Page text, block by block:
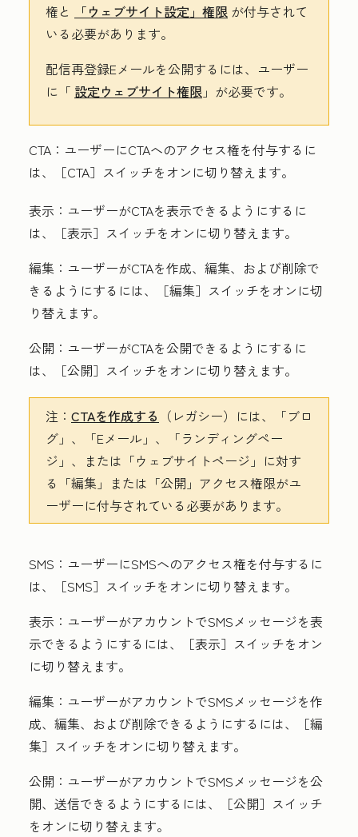
権と
「ウェブサイト設定」権限 が付与されて
いる必要があります。
配信再登録Eメールを公開するには、ユーザー
に「 設定ウェブサイト権限 」が必要です。
CTA ：ユーザーにCTAへのアクセス権を付与するに
は、［CTA］ スイッチをオンに切り替えます。
表示 ：ユーザーがCTAを表示できるようにするに
は、［表示］ スイッチをオンに切り替えます。
編集 ： ユーザーがCTAを作成、編集、および削除で
きるようにするには、［編集］ スイッチをオンに切
り替えます。
公開 ：ユーザーがCTAを公開できるようにするに
は、［公開］ スイッチをオンに切り替えます。
注： CTAを作成する （レガシー）には、「ブロ
グ 」、「Eメール 」、「ランディングペー
ジ 」、または「ウェブサイトページ 」に対す
る「編集 」または「公開 」アクセス権限がユ
ーザーに付与されている必要があります。
SMS ：ユーザーにSMSへのアクセス権を付与するに
は、［SMS］ スイッチをオンに切り替えます。
表示 ：ユーザーがアカウントでSMSメッセージを表
示できるようにするには、［表示］ スイッチをオン
に切り替えます。
編集 ： ユーザーがアカウントでSMSメッセージを作
成、編集、および削除できるようにするには、［編
集］ スイッチをオンに切り替えます。
公開 ：ユーザーがアカウントでSMSメッセージを公
開、送信できるようにするには、［公開］ スイッチ
をオンに切り替えます。